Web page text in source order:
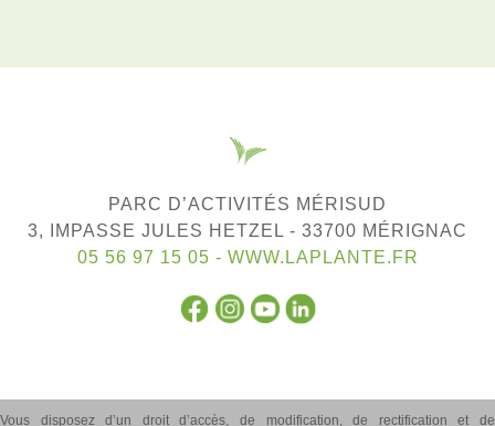
PARC D’ACTIVITÉS MÉRISUD
3, IMPASSE JULES HETZEL - 33700 MÉRIGNAC
05 56 97 15 05 - WWW.LAPLANTE.FR
Vous disposez d’un droit d’accès, de modification, de rectification et de